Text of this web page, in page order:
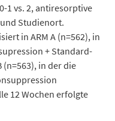
1 vs. 2, antiresorptive
Studienort.
in ARM A (n=562), in
+ Standard-
in der die
12 Wochen erfolgte